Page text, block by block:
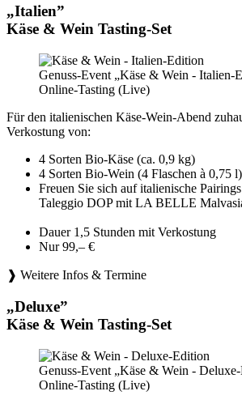
„Italien”
Käse & Wein Tasting-Set
Genuss-Event „Käse & Wein - Italien-
Online-Tasting (Live)
Für den italienischen Käse-Wein-Abend
Verkostung von:
4 Sorten Bio-Käse (ca. 0,9 kg)
4 Sorten Bio-Wein (4 Flaschen à 0,75 l)
Freuen Sie sich auf italienische
Taleggio DOP mit LA BELLE
Dauer 1,5 Stunden mit Verkostung
Nur 99,– €
❱ Weitere Infos & Termine
„Deluxe”
Käse & Wein Tasting-Set
Genuss-Event „Käse & Wein -
Online-Tasting (Live)